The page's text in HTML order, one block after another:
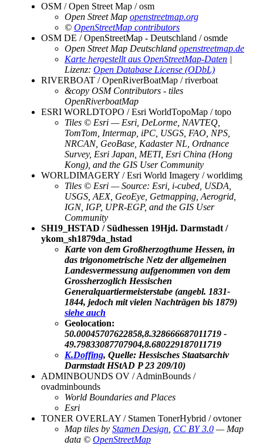
OSM / Open Street Map / osm
Open Street Map openstreetmap.org
© OpenStreetMap contributors
OSM DE / OpenStreetMap - Deutschland / osmde
Open Street Map Deutschland openstreetmap.de
Karte hergestellt aus OpenStreetMap-Daten |
Lizenz: Open Database License (ODbL)
RIVERBOAT / OpenRiverBoatMap / riverboat
&copy OSM Contributors - tiles
OpenRiverboatMap
ESRI WORLDTOPO / Esri WorldTopoMap / topo
Tiles © Esri — Esri, DeLorme, NAVTEQ,
TomTom, Intermap, iPC, USGS, FAO, NPS,
NRCAN, GeoBase, Kadaster NL, Ordnance
Survey, Esri Japan, METI, Esri China (Hong
Kong), and the GIS User Community
WORLDIMAGERY / Esri World Imagery / worldimg
Tiles © Esri — Source: Esri, i-cubed, USDA,
USGS, AEX, GeoEye, Getmapping, Aerogrid,
IGN, IGP, UPR-EGP, and the GIS User
Community
SH19_HSTAD / Südhessen 19Hjd. Darmstadt /
ykom_sh1879da_hstad
Karte von dem Großherzogthume Hessen, in
das trigonometrische Netz der allgemeinen
Landesvermessung aufgenommen von dem
Grossherzoglich Hessischen
Generalquartiermeisterstabe (angebl. 1831-
1844, jedoch mit vielen Nachträgen bis 1879)
siehe auch
Geolocation:
50.00045707622858,8.328666687011719 -
49.79833087707904,8.680229187011719
K.Doffing, Quelle: Hessisches Staatsarchiv
Darmstadt HStAD P 23 209/10)
ADMINBOUNDS OV / AdminBounds /
ovadminbounds
World Boundaries and Places
Esri
TONER OVERLAY / Stamen TonerHybrid / ovtoner
Map tiles by Stamen Design CC BY 3.0 — Map
data © OpenStreetMap